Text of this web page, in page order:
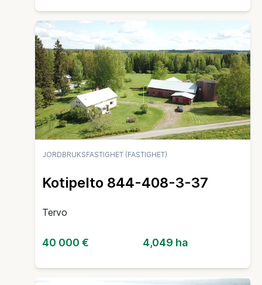
JORDBRUKSFASTIGHET (FASTIGHET)
Kotipelto 844-408-3-37
Tervo
40 000 € 4,049 ha